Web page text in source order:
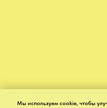
Мы используем cookie, чтобы